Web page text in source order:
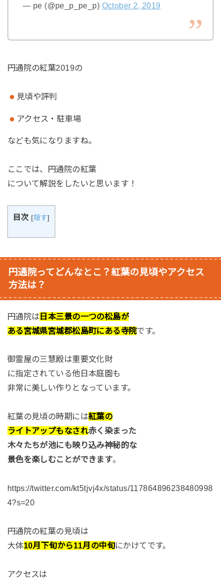
— pe (@pe_p_pe_p) October 2, 2019
円通院の紅葉2019の
見頃や評判
アクセス・駐車場
なども気になりますね。
ここでは、円通院の紅葉
について解説をしたいと思います！
目次 [隠す]
円通院ってどんなとこ？紅葉の見頃やアクセス
方法は？
円通院は 日本三景の一つの松島が
ある宮城県宮城郡松島町にある寺院です。
御霊屋の三慧殿は重要文化財
に指定されている他日本庭園も
非常に美しい作りとなっています。
紅葉の見頃の時期には紅葉の
ライトアップもなされ赤く染まった
木々たちが池にも映り込み神秘的な
景色を楽しむことができます。
https://twitter.com/kt5tjvj4x/status/117864896238480998
4?s=20
円通院の紅葉の見頃は
大体10月下旬から11月の中旬にかけてです。
アクセスは